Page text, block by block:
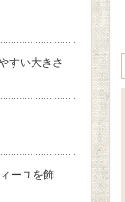
すい大きさ
ーユを飾